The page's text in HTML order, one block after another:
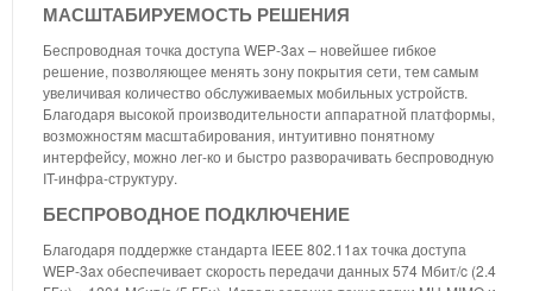
МАСШТАБИРУЕМОСТЬ РЕШЕНИЯ
Беспроводная точка доступа WEP-3ax – новейшее гибкое
решение, позволяющее менять зону покрытия сети, тем самым
увеличивая количество обслуживаемых мобильных устройств.
Благодаря высокой производительности аппаратной платформы,
возможностям масштабирования, интуитивно понятному
интерфейсу, можно лег-ко и быстро разворачивать беспроводную
IT-инфра-структуру.
БЕСПРОВОДНОЕ ПОДКЛЮЧЕНИЕ
Благодаря поддержке стандарта IEEE 802.11ax точка доступа
WEP-3ax обеспечивает скорость передачи данных 574 Мбит/c (2.4